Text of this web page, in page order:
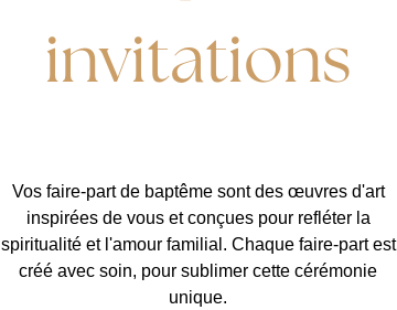
invitations
Vos faire-part de baptême sont des œuvres d'art
inspirées de vous et conçues pour refléter la
spiritualité et l'amour familial. Chaque faire-part est
créé avec soin, pour sublimer cette cérémonie
unique.